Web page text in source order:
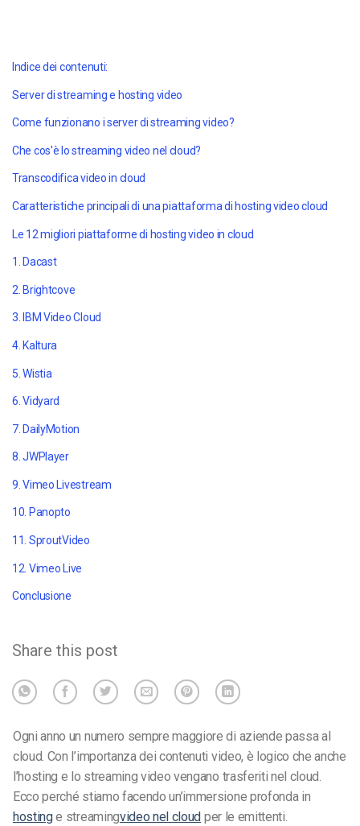
Indice dei contenuti:
Server di streaming e hosting video
Come funzionano i server di streaming video?
Che cos'è lo streaming video nel cloud?
Transcodifica video in cloud
Caratteristiche principali di una piattaforma di hosting video cloud
Le 12 migliori piattaforme di hosting video in cloud
1. Dacast
2. Brightcove
3. IBM Video Cloud
4. Kaltura
5. Wistia
6. Vidyard
7. DailyMotion
8. JWPlayer
9.Vimeo Livestream
10. Panopto
11. SproutVideo
12. Vimeo Live
Conclusione
Share this post
Ogni anno un numero sempre maggiore di aziende passa al
cloud. Con l’importanza dei contenuti video, è logico che anche
l’hosting e lo streaming video vengano trasferiti nel cloud.
Ecco perché stiamo facendo un’immersione profonda in
hostinge streamingvideo nel cloud per le emittenti.